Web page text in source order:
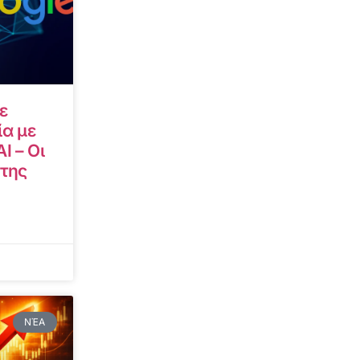
με
– Οι
ΝΈΑ